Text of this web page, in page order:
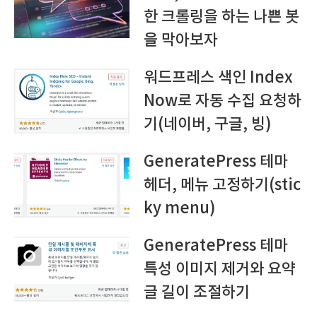
한 크롤링을 하는 나쁜 봇
을 막아보자
워드프레스 색인 Index
Now로 자동 수집 요청하
기(네이버, 구글, 빙)
GeneratePress 테마
헤더, 메뉴 고정하기(stic
ky menu)
GeneratePress 테마
특성 이미지 제거와 요약
글 길이 조절하기